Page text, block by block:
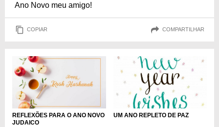
Ano Novo meu amigo!
COPIAR COMPARTILHAR
REFLEXÕES PARA O ANO NOVO
JUDAICO
UM ANO REPLETO DE PAZ